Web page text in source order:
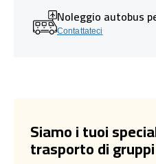
Noleggio autobus
Contattateci
Siamo i tuoi
trasporto di